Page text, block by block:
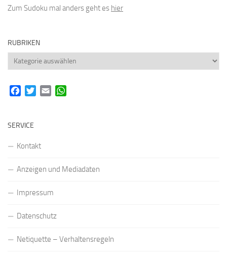
Zum Sudoku mal anders geht es hier
RUBRIKEN
Rubriken
FacebookTwitterEmail
SERVICE
Kontakt
Anzeigen und Mediadaten
Impressum
Datenschutz
Netiquette – Verhaltensregeln